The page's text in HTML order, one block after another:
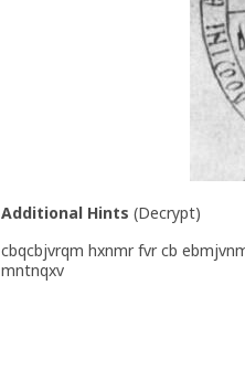
Additional Hints (Decrypt)
cbqcbjvrqm hxnmr fvr cb
mntnqxv